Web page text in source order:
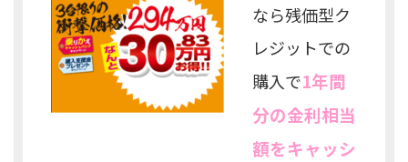
なら残価型ク
レジットでの
購入で1年間
分の金利相当
額をキャッシ